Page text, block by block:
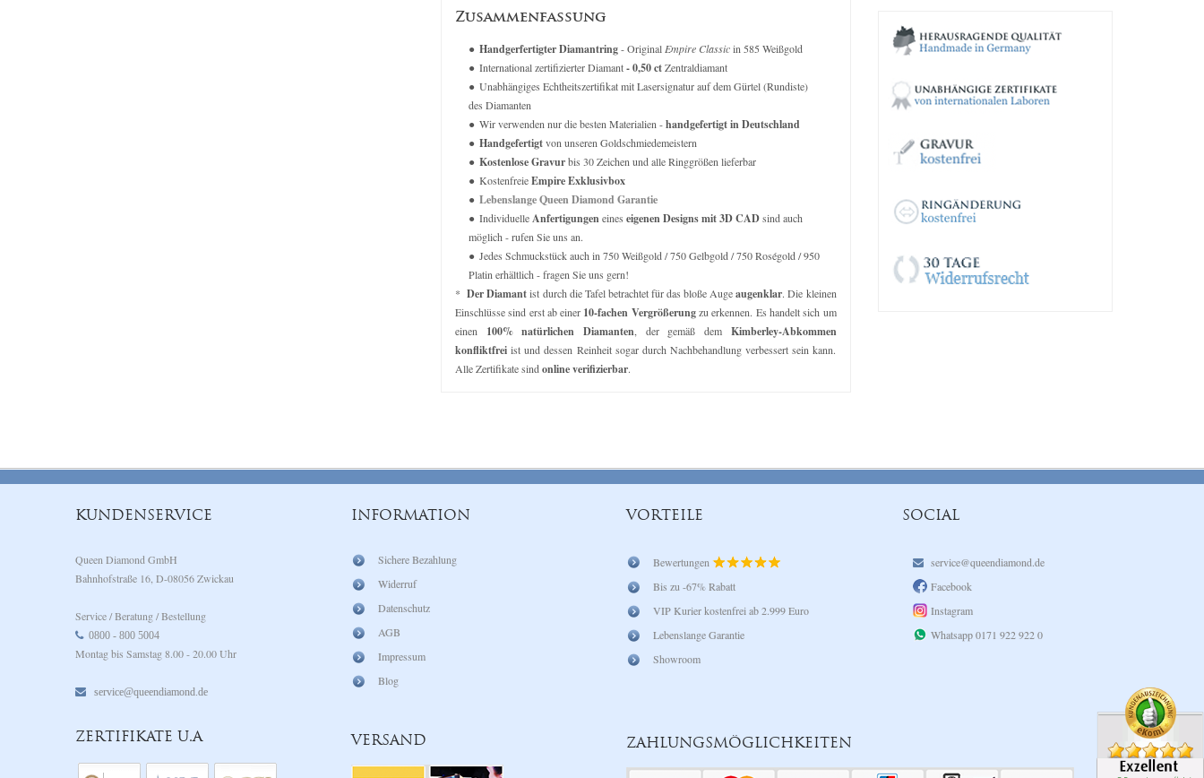
Zusammenfassung
Handgerfertigter Diamantring- Original Empire Classicin 585 Weißgold
International zertifizierter Diamant- 0,50 ctZentraldiamant
Unabhängiges Echtheitszertifikat mit Lasersignatur auf dem Gürtel (Rundiste)
des Diamanten
Wir verwenden nur die besten Materialien -handgefertigt in Deutschland
Handgefertigtvon unseren Goldschmiedemeistern
Kostenlose Gravurbis 30 Zeichen und alle Ringgrößen lieferbar
KostenfreieEmpire Exklusivbox
Lebenslange Queen Diamond Garantie
IndividuelleAnfertigungeneines eigenen Designs mit 3D CADsind auch
möglich - rufen Sie uns an.
Jedes Schmuckstück auch in 750 Weißgold / 750 Gelbgold / 750 Roségold / 950
Platin erhältlich - fragen Sie uns gern!
*Der Diamantist durch die Tafel betrachtet für das bloße Augeaugenklar. Die kleinen
Einschlüsse sind erst ab einer 10-fachen Vergrößerungzu erkennen. Es handelt sich um
einen 100% natürlichen Diamanten , der gemäß dem Kimberley-Abkommen
konfliktfrei ist und dessen Reinheit sogar durch Nachbehandlung verbessert sein kann.
Alle Zertifikate sindonline verifizierbar.
KUNDENSERVICE
Queen Diamond GmbH
Bahnhofstraße 16, D-08056 Zwickau
Service / Beratung / Bestellung
0800 - 800 5004
Montag bis Samstag 8.00 - 20.00 Uhr
service@queendiamond.de
ZERTIFIKATE U.A
INFORMATION
Sichere Bezahlung
Widerruf
Datenschutz
AGB
Impressum
Blog
VERSAND
VORTEILE
Bewertungen
Bis zu -67% Rabatt
VIP Kurier kostenfrei ab 2.999 Euro
Lebenslange Garantie
Showroom
ZAHLUNGSMÖGLICHKEITEN
SOCIAL
service@queendiamond.de
Facebook
Instagram
Whatsapp 0171 922 922 0